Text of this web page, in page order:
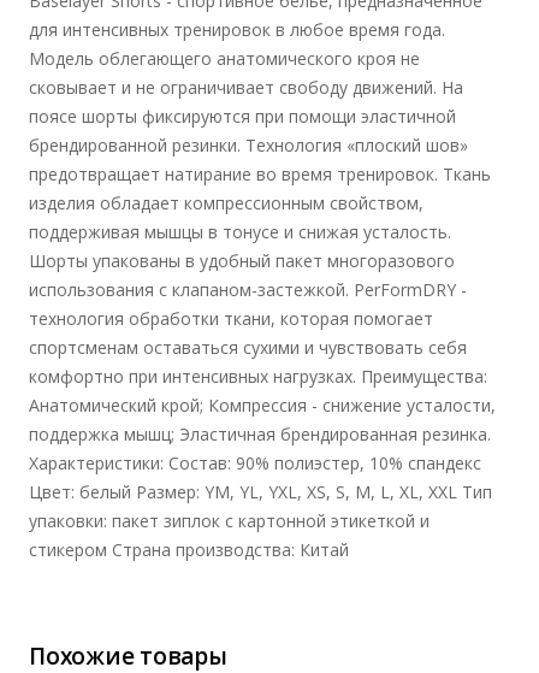
для интенсивных тренировок в любое время года.
Модель облегающего анатомического кроя не
сковывает и не ограничивает свободу движений. На
поясе шорты фиксируются при помощи эластичной
брендированной резинки. Технология «плоский шов»
предотвращает натирание во время тренировок. Ткань
изделия обладает компрессионным свойством,
поддерживая мышцы в тонусе и снижая усталость.
Шорты упакованы в удобный пакет многоразового
использования с клапаном-застежкой. PerFormDRY -
технология обработки ткани, которая помогает
спортсменам оставаться сухими и чувствовать себя
комфортно при интенсивных нагрузках. Преимущества:
Анатомический крой; Компрессия - снижение усталости,
поддержка мышц; Эластичная брендированная резинка.
Характеристики: Состав: 90% полиэстер, 10% спандекс
Цвет: белый Размер: YM, YL, YXL, XS, S, M, L, XL, XXL Тип
упаковки: пакет зиплок с картонной этикеткой и
стикером Страна производства: Китай
Похожие товары